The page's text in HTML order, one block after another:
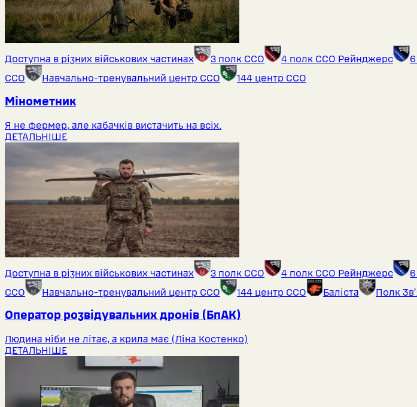
Доступна в різних військових частинах 3 полк ССО 4 полк ССО Рейнджерс
ССО
Навчально-тренувальний центр ССО 144 центр ССО
Мінометник
Я не фермер, але кабачків вистачить на всіх.
ДЕТАЛЬНІШЕ
Доступна в різних військових частинах 3 полк ССО 4 полк ССО Рейнджерс
ССО
Навчально-тренувальний центр ССО 144 центр ССО Баліста Полк
Оператор розвідувальних дронів (БпАК)
Людина ніби не літає, а крила має (Ліна Костенко)
ДЕТАЛЬНІШЕ